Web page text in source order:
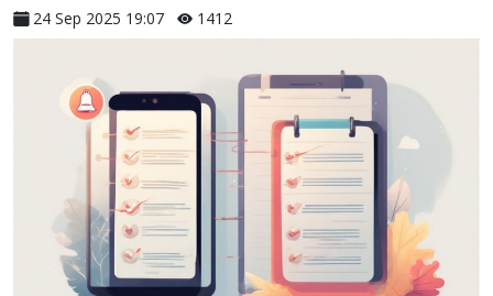
24 Sep 2025 19:07 1412